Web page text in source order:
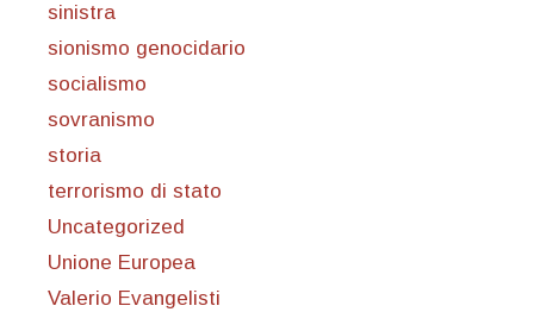
sinistra
sionismo genocidario
socialismo
sovranismo
storia
terrorismo di stato
Uncategorized
Unione Europea
Valerio Evangelisti